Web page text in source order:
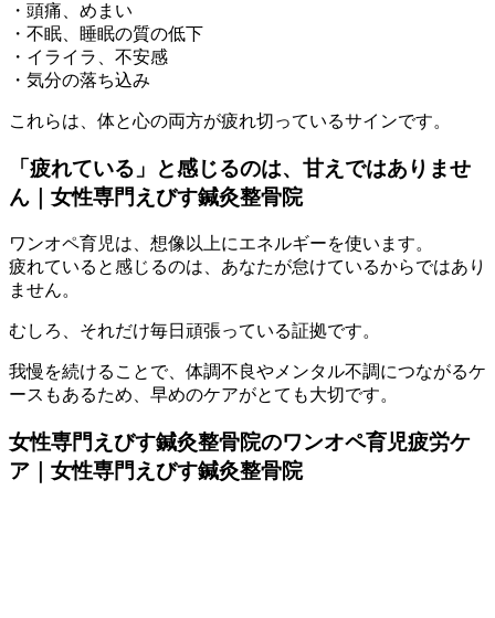
・頭痛、めまい
・不眠、睡眠の質の低下
・イライラ、不安感
・気分の落ち込み
これらは、体と心の両方が疲れ切っているサインです。
「疲れている」と感じるのは、甘えではありませ
ん｜女性専門えびす鍼灸整骨院
ワンオペ育児は、想像以上にエネルギーを使います。
疲れていると感じるのは、あなたが怠けているからではあり
ません。
むしろ、 それだけ毎日頑張っている証拠です。
我慢を続けることで、体調不良やメンタル不調につながるケ
ースもあるため、早めのケアがとても大切です。
女性専門えびす鍼灸整骨院のワンオペ育児疲労ケ
ア｜女性専門えびす鍼灸整骨院